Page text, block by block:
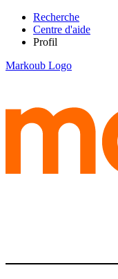
Recherche
Centre d'aide
Profil
Markoub Logo